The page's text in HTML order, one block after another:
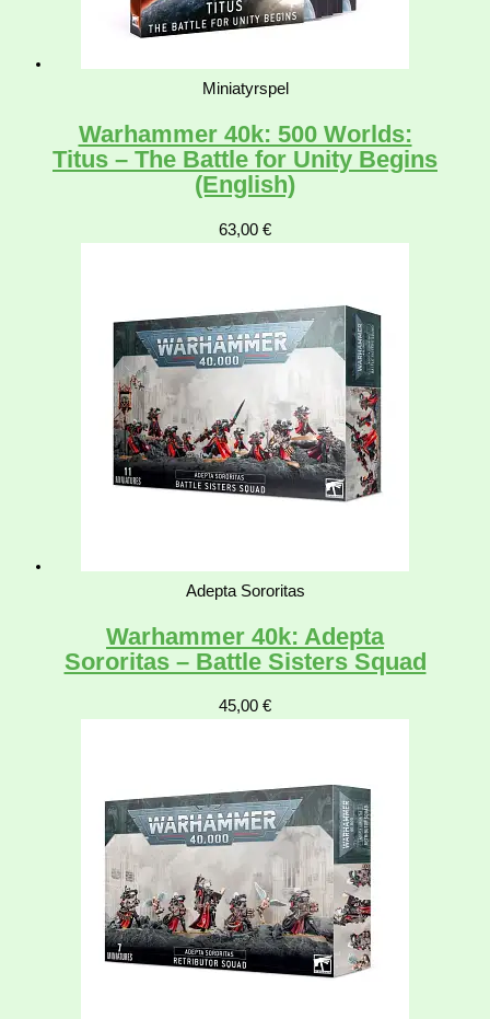
Miniatyrspel
Warhammer 40k: 500 Worlds:
Titus – The Battle for Unity Begins
(English)
63,00 €
Adepta Sororitas
Warhammer 40k: Adepta
Sororitas – Battle Sisters Squad
45,00 €